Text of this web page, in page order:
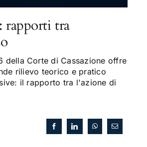
rapporti tra
della Corte di Cassazione offre
rilievo teorico e pratico
il rapporto tra l'azione di